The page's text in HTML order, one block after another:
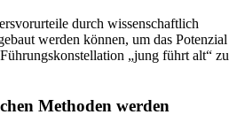
durch wissenschaftlich
werden können, um das Potenzial
„jung führt alt“ zu
Methoden werden